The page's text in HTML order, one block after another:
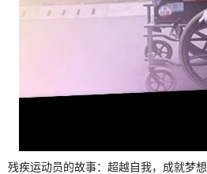
残疾运动员的故事：超越自我，成就梦想